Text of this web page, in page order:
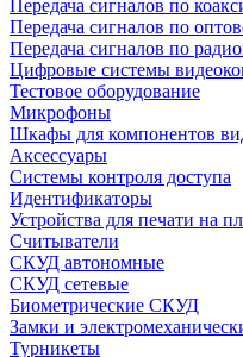
Передача сигналов по
Передача сигналов по
Передача сигналов по
Цифровые системы
Тестовое оборудование
Микрофоны
Шкафы для компонентов
Аксессуары
Системы контроля доступа
Идентификаторы
Устройства для печати на
Считыватели
СКУД автономные
СКУД сетевые
Биометрические СКУД
Замки и
Турникеты